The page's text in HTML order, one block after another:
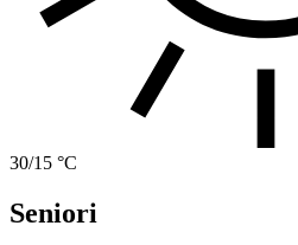
30/15 °C
Seniori